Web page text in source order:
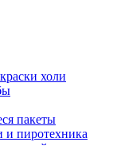
холи
пакеты
и пиротехника